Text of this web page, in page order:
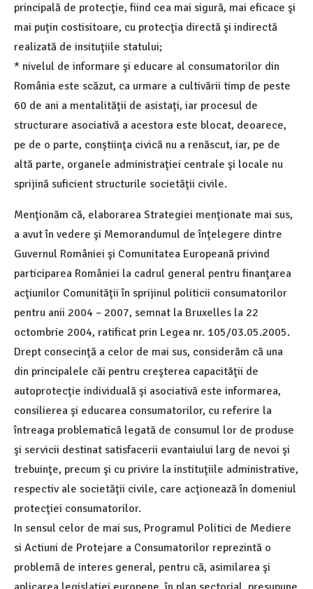
principală de protecţie, fiind cea mai sigură, mai eficace şi
mai puţin costisitoare, cu protecţia directă şi indirectă
realizată de insituţiile statului;
* nivelul de informare şi educare al consumatorilor din
România este scăzut, ca urmare a cultivării timp de peste
60 de ani a mentalităţii de asistaţi, iar procesul de
structurare asociativă a acestora este blocat, deoarece,
pe de o parte, conştiinţa civică nu a renăscut, iar, pe de
altă parte, organele administraţiei centrale şi locale nu
sprijină suficient structurile societăţii civile.
Menţionăm că, elaborarea Strategiei menţionate mai sus,
a avut în vedere şi Memorandumul de înţelegere dintre
Guvernul României şi Comunitatea Europeană privind
participarea României la cadrul general pentru finanţarea
acţiunilor Comunităţii în sprijinul politicii consumatorilor
pentru anii 2004 – 2007, semnat la Bruxelles la 22
octombrie 2004, ratificat prin Legea nr. 105/03.05.2005.
Drept consecinţă a celor de mai sus, considerăm că una
din principalele căi pentru creşterea capacităţii de
autoprotecţie individuală şi asociativă este informarea,
consilierea şi educarea consumatorilor, cu referire la
întreaga problematică legată de consumul lor de produse
şi servicii destinat satisfacerii evantaiului larg de nevoi şi
trebuinţe, precum şi cu privire la instituţiile administrative,
respectiv ale societăţii civile, care acţionează în domeniul
protecţiei consumatorilor.
In sensul celor de mai sus, Programul Politici de Mediere
si Actiuni de Protejare a Consumatorilor reprezintă o
problemă de interes general, pentru că, asimilarea şi